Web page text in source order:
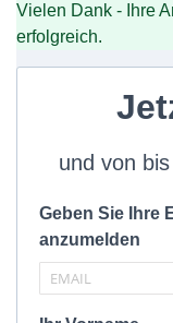
Vielen Dank - Ihre
erfolgreich.
und von
Geben Sie Ihre
anzumelden